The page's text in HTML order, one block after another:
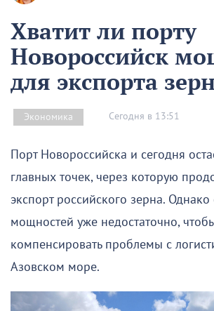
Хватит ли порту
Новороссийск
для экспорта
Экономика Сегодня в 13:51
Порт Новороссийска и сегодня
главных точек, через которую
экспорт российского зерна.
мощностей уже недостаточно,
компенсировать проблемы с
Азовском море.